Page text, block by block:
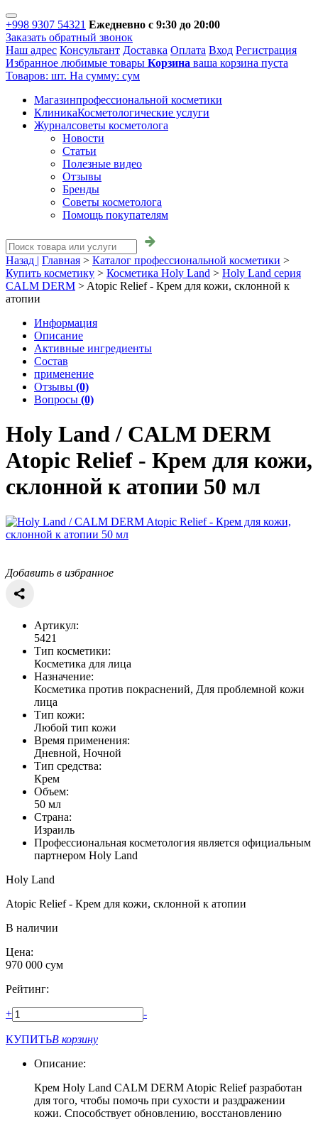
+998 9307 54321 Ежедневно с 9:30 до 20:00
Заказать обратный звонок
Наш адрес Консультант Доставка Оплата Вход Регистрация
Избранное любимые товары Корзина ваша корзина пуста
Товаров: шт. На сумму: сум
Магазинпрофессиональной косметики
КлиникаКосметологические услуги
Журналсоветы косметолога
Новости
Статьи
Полезные видео
Отзывы
Бренды
Советы косметолога
Помощь покупателям
Назад | Главная > Каталог профессиональной косметики >
Купить косметику > Косметика Holy Land > Holy Land серия
CALM DERM > Atopic Relief - Крем для кожи, склонной к
атопии
Информация
Описание
Активные ингредиенты
Состав
применение
Отзывы (0)
Вопросы (0)
Holy Land / CALM DERM
Atopic Relief - Крем для кожи,
склонной к атопии 50 мл
Добавить в избранное
Артикул:
5421
Тип косметики:
Косметика для лица
Назначение:
Косметика против покраснений, Для проблемной кожи
лица
Тип кожи:
Любой тип кожи
Время применения:
Дневной, Ночной
Тип средства:
Крем
Объем:
50 мл
Страна:
Израиль
Профессиональная косметология является официальным
партнером Holy Land
Holy Land
Atopic Relief - Крем для кожи, склонной к атопии
В наличии
Цена:
970 000 сум
Рейтинг:
+ -
КУПИТЬВ корзину
Описание:
Крем Holy Land CALM DERM Atopic Relief разработан
для того, чтобы помочь при сухости и раздражении
кожи. Способствует обновлению, восстановлению